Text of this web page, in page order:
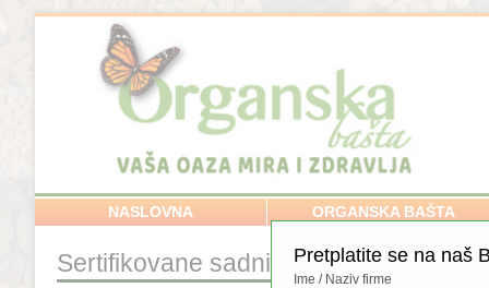
NASLOVNA ORGANSKA BAŠTA
Sertifikovane sadnice aronije Superior
Pretplatite se na naš
Ime / Naziv firme